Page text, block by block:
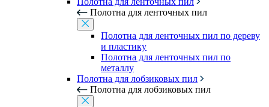
Полотна для ленточных пил
Полотна для ленточных пил по дереву
и пластику
Полотна для ленточных пил по
металлу
Полотна для лобзиковых пил
Полотна для лобзиковых пил